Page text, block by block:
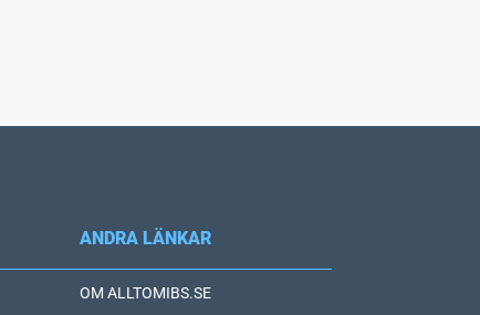
ANDRA LÄNKAR
OM ALLTOMIBS.SE